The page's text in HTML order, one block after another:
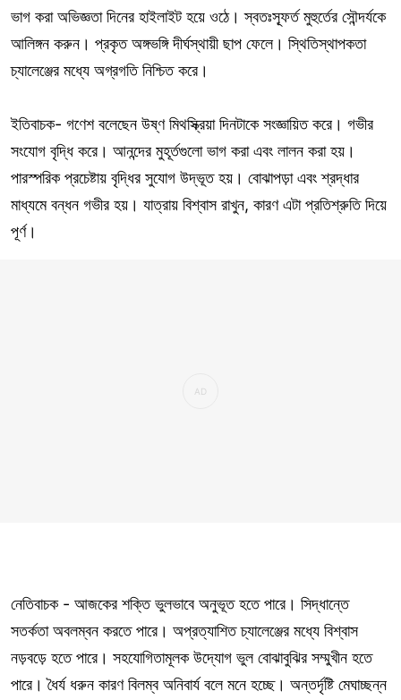
ভাগ করা অভিজ্ঞতা দিনের হাইলাইট হয়ে ওঠে। স্বতঃস্ফূর্ত মুহুর্তের সৌন্দর্যকে
আলিঙ্গন করুন। প্রকৃত অঙ্গভঙ্গি দীর্ঘস্থায়ী ছাপ ফেলে। স্থিতিস্থাপকতা
চ্যালেঞ্জের মধ্যে অগ্রগতি নিশ্চিত করে।
ইতিবাচক- গণেশ বলেছেন উষ্ণ মিথস্ক্রিয়া দিনটাকে সংজ্ঞায়িত করে। গভীর
সংযোগ বৃদ্ধি করে। আনন্দের মুহূর্তগুলো ভাগ করা এবং লালন করা হয়।
পারস্পরিক প্রচেষ্টায় বৃদ্ধির সুযোগ উদ্ভূত হয়। বোঝাপড়া এবং শ্রদ্ধার
মাধ্যমে বন্ধন গভীর হয়। যাত্রায় বিশ্বাস রাখুন, কারণ এটা প্রতিশ্রুতি দিয়ে
পূর্ণ।
নেতিবাচক - আজকের শক্তি ভুলভাবে অনুভূত হতে পারে। সিদ্ধান্তে
সতর্কতা অবলম্বন করতে পারে। অপ্রত্যাশিত চ্যালেঞ্জের মধ্যে বিশ্বাস
নড়বড়ে হতে পারে। সহযোগিতামূলক উদ্যোগ ভুল বোঝাবুঝির সম্মুখীন হতে
পারে। ধৈর্য ধরুন কারণ বিলম্ব অনিবার্য বলে মনে হচ্ছে। অন্তর্দৃষ্টি মেঘাচ্ছন্ন